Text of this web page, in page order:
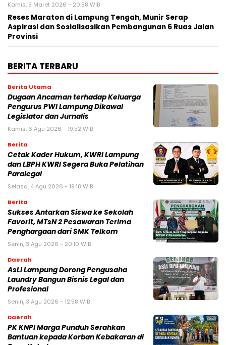
Kamis, 5 Maret 2026 - 20:58 WIB
Reses Maraton di Lampung Tengah, Munir Serap
Aspirasi dan Sosialisasikan Pembangunan 6 Ruas Jalan
Provinsi
BERITA TERBARU
Berita Utama
Dugaan Ancaman terhadap Keluarga
Pengurus PWI Lampung Dikawal
Legislator dan Jurnalis
Kamis, 6 Agu 2026 - 19:52 WIB
Berita
Cetak Kader Hukum, KWRI Lampung
dan LBPH KWRI Segera Buka Pelatihan
Paralegal
Selasa, 4 Agu 2026 - 19:18 WIB
Berita
Sukses Antarkan Siswa ke Sekolah
Favorit, MTsN 2 Pesawaran Terima
Penghargaan dari SMK Telkom
Senin, 3 Agu 2026 - 20:10 WIB
Daerah
AsLI Lampung Dorong Pengusaha
Laundry Bangun Bisnis Legal dan
Profesional
Senin, 3 Agu 2026 - 12:58 WIB
Daerah
PK KNPI Marga Punduh Serahkan
Bantuan kepada Korban Kebakaran di